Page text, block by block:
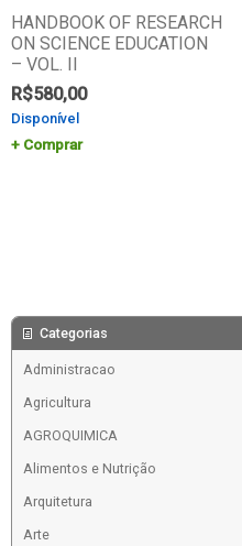
HANDBOOK OF RESEARCH
ON SCIENCE EDUCATION
– VOL. II
R$580,00
Disponível
Comprar
Categorias
Administracao
Agricultura
AGROQUIMICA
Alimentos e Nutrição
Arquitetura
Arte